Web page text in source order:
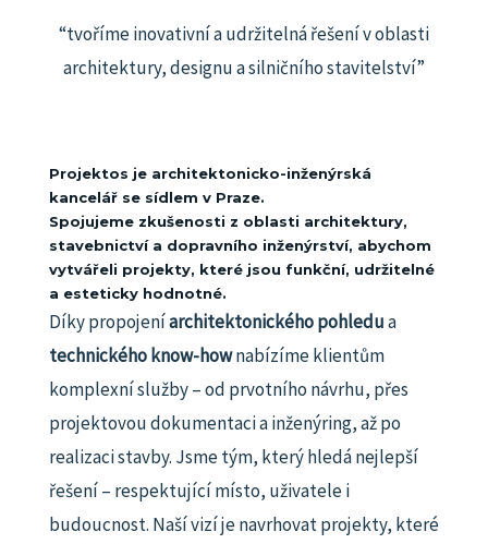
“tvoříme inovativní a udržitelná řešení v oblasti
architektury, designu a silničního stavitelství”
Projektos je architektonicko-inženýrská
kancelář se sídlem v Praze.
Spojujeme zkušenosti z oblasti architektury,
stavebnictví a dopravního inženýrství, abychom
vytvářeli projekty, které jsou funkční, udržitelné
a esteticky hodnotné.
Díky propojeníarchitektonického pohledua
technického know-hownabízíme klientům
komplexní služby – od prvotního návrhu, přes
projektovou dokumentaci a inženýring, až po
realizaci stavby. Jsme tým, který hledá nejlepší
řešení – respektující místo, uživatele i
budoucnost. Naší vizí je navrhovat projekty, které